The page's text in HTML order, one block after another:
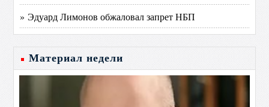
» Эдуард Лимонов обжаловал запрет НБП
Материал недели